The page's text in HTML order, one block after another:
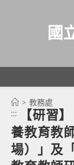
國
> 教務處
:::
【研習
養教育教
場）」及